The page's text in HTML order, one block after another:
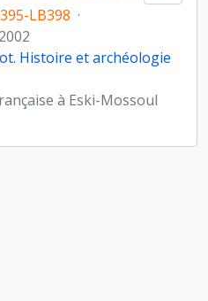
LB398 ·
Histoire et archéologie
à Eski-Mossoul